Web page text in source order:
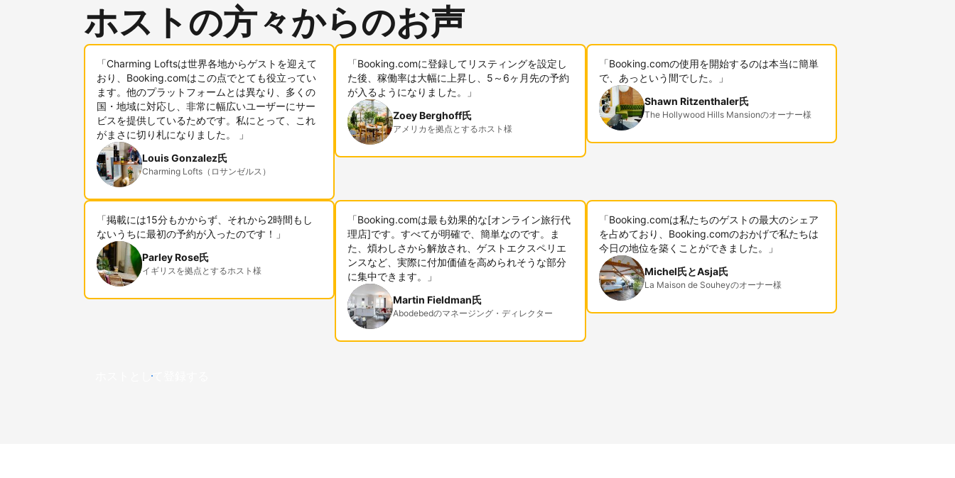
ホストの方々からのお声
「Charming Loftsは世界各地からゲストを迎えて
おり、Booking.comはこの点でとても役立ってい
ます。他のプラットフォームとは異なり、多くの
国・地域に対応し、非常に幅広いユーザーにサー
ビスを提供しているためです。私にとって、これ
がまさに切り札になりました。 」
Louis Gonzalez氏
Charming Lofts（ロサンゼルス）
「Booking.comに登録してリスティングを設定し
た後、稼働率は大幅に上昇し、5～6ヶ月先の予約
が入るようになりました。」
Zoey Berghoff氏
アメリカを拠点とするホスト様
「Booking.comの使用を開始するのは本当に簡単
で、あっという間でした。」
Shawn Ritzenthaler氏
The Hollywood Hills Mansionのオーナー様
「掲載には15分もかからず、それから2時間もし
ないうちに最初の予約が入ったのです！」
Parley Rose氏
イギリスを拠点とするホスト様
「Booking.comは最も効果的な[オンライン旅行代
理店]です。すべてが明確で、簡単なのです。ま
た、煩わしさから解放され、ゲストエクスペリエ
ンスなど、実際に付加価値を高められそうな部分
に集中できます。」
Martin Fieldman氏
Abodebedのマネージング・ディレクター
「Booking.comは私たちのゲストの最大のシェア
を占めており、Booking.comのおかげで私たちは
今日の地位を築くことができました。」
Michel氏とAsja氏
La Maison de Souheyのオーナー様
ホストとして登録する